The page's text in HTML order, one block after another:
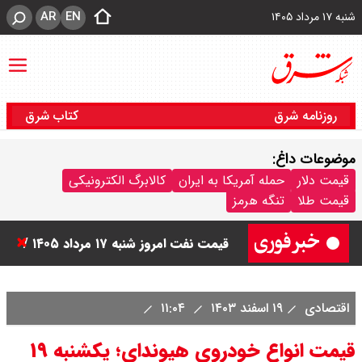
شنبه ۱۷ مرداد ۱۴۰۵ EN
AR
روزنامه شرق کتاب شرق
موضوعات داغ:
قیمت دلار حمله آمریکا به ایران
کالابرگ الکترونیکی
قیمت طلا
تنگه هرمز ۱۴۰۵ اعلام شد/ صعود قیمت سکه
قیمت نفت امروز شنبه ۱۷ مرداد ۱۴۰۵ /
۱۴۰۵ / طلا صعودی شد + جدول
اقتصادی ۱۹ اسفند ۱۴۰۳
قیمت انواع خودروی هیوندای؛ یکشنبه ۱۹